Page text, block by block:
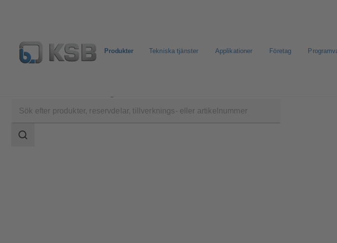
Produkter Tekniska tjänster Applikationer Företag
Sökomfattning